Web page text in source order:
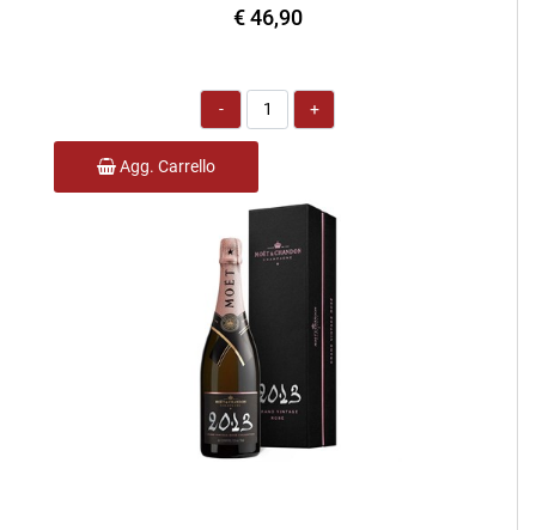
€ 46,90
Quantità
Agg. Carrello